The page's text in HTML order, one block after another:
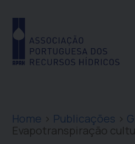
Home > Publicações >
Evapotranspiração